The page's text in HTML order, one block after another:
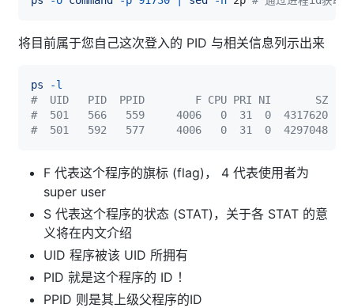
将目前属于您自己这次登入的 PID 与相关信息列示出来
ps
-l
#  UID   PID  PPID        F CPU PRI NI       SZ
#  501   566   559     4006   0  31  0  4317620
#  501   592   577     4006   0  31  0
F 代表这个程序的旗标 (flag)， 4 代表使用者为
super user
S 代表这个程序的状态 (STAT)，关于各 STAT 的意
义将在内文介绍
UID 程序被该 UID 所拥有
PID 就是这个程序的 ID ！
PPID 则是其上级父程序的ID